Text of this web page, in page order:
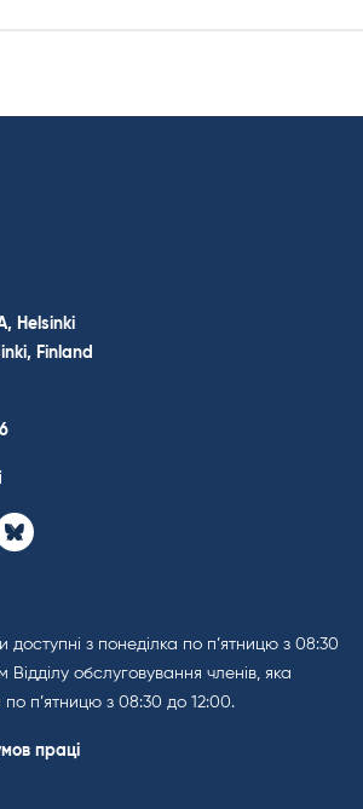
Helsinki
Finland
Bluesky
доступні з понеділка по п’ятницю з 08:30
Відділу обслуговування членів, яка
п’ятницю з 08:30 до 12:00.
праці